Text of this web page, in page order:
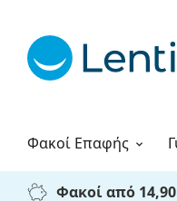
Φακοί Επαφής
Υγρά φακών
Πώς να παραγγείλετε
Φακοί από